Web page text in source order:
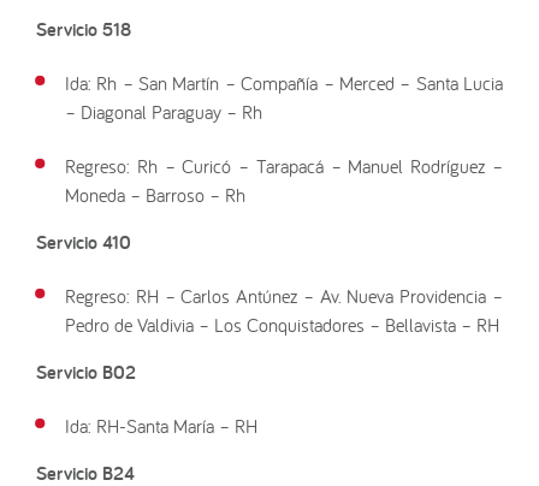
Servicio 518
Ida: Rh – San Martín – Compañía – Merced – Santa Lucia
– Diagonal Paraguay – Rh
Regreso: Rh – Curicó – Tarapacá – Manuel Rodríguez –
Moneda – Barroso – Rh
Servicio 410
Regreso: RH – Carlos Antúnez – Av. Nueva Providencia –
Pedro de Valdivia – Los Conquistadores – Bellavista – RH
Servicio B02
Ida: RH-Santa María – RH
Servicio B24